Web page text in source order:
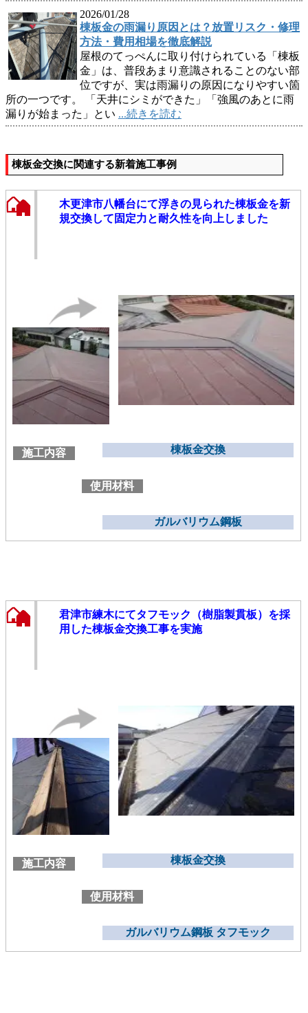
2026/01/28
棟板金の雨漏り原因とは？放置リスク・修理
方法・費用相場を徹底解説
屋根のてっぺんに取り付けられている「棟板
金」は、普段あまり意識されることのない部
位ですが、実は雨漏りの原因になりやすい箇
所の一つです。 「天井にシミができた」「強風のあとに雨
漏りが始まった」とい ...続きを読む
棟板金交換に関連する新着施工事例
木更津市八幡台にて浮きの見られた棟板金を新
規交換して固定力と耐久性を向上しました
施工内容 棟板金交換
使用材料
ガルバリウム鋼板
君津市練木にてタフモック（樹脂製貫板）を採
用した棟板金交換工事を実施
施工内容 棟板金交換
使用材料
ガルバリウム鋼板 タフモック